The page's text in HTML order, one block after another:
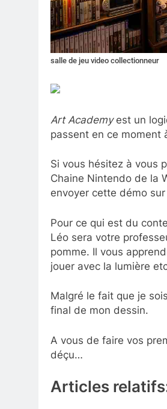
salle de jeu video collectionneur
Art Academyest un
passent en ce moment
Si vous hésitez à vous
Chaine Nintendo de la
envoyer cette démo
Pour ce qui est du
Léo sera votre
pomme. Il vous
jouer avec la lumière
Malgré le fait que je
final de mon dessin.
A vous de faire vos
déçu…
Articles